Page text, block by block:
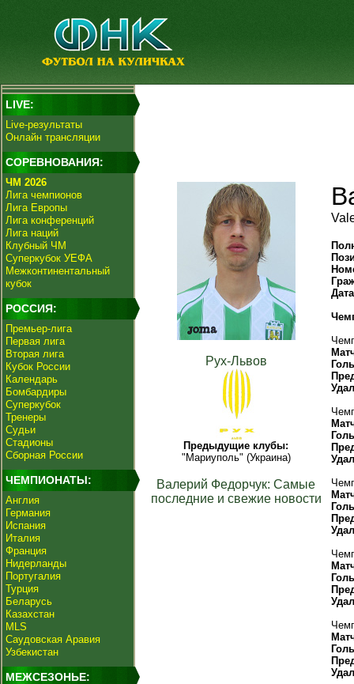
LIVE:
Live-результаты
Онлайн трансляции
СОРЕВНОВАНИЯ:
ЧМ 2026
Лига чемпионов
Лига Европы
Лига конференций
Лига наций
Клубный ЧМ
Суперкубок УЕФА
Межконтинентальный
кубок
РОССИЯ:
Премьер-лига
Первая лига
Вторая лига
Кубок России
Календарь
Бомбардиры
Суперкубок
Тренеры
Судьи
Стадионы
Сборная России
ЧЕМПИОНАТЫ:
Англия
Германия
Испания
Италия
Франция
Нидерланды
Португалия
Турция
Беларусь
Казахстан
MLS
Саудовская Аравия
Узбекистан
МЕЖСЕЗОНЬЕ:
Рух-Львов
Предыдущие клубы:
"Мариуполь" (Украина)
Валерий Федорчук: Самые
последние и свежие новости